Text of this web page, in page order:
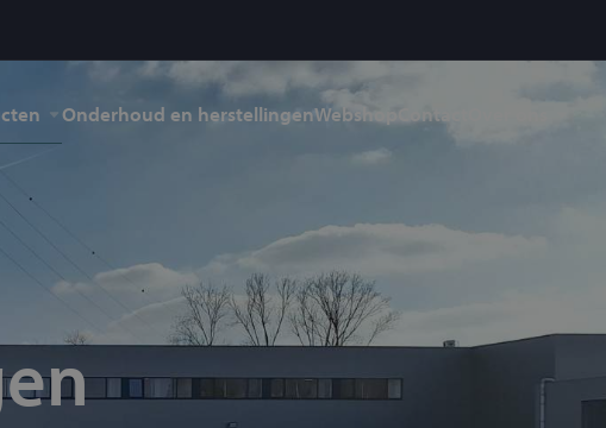
Onderhoud en herstellingenWebshop Contact